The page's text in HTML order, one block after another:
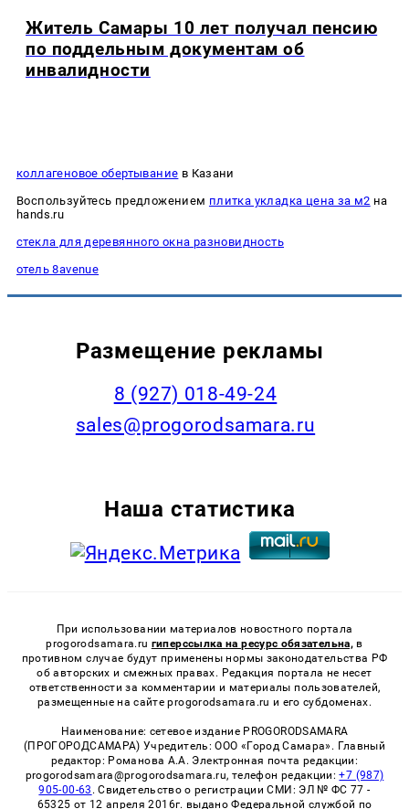
Житель Самары 10 лет получал пенсию
по поддельным документам об
инвалидности
коллагеновое обертывание в Казани
Воспользуйтесь предложением плитка укладка цена за м2 на
hands.ru
стекла для деревянного окна разновидность
отель 8avenue
Размещение рекламы
8 (927) 018-49-24
sales@progorodsamara.ru
Наша статистика
При использовании материалов новостного портала
progorodsamara.ru гиперссылка на ресурс обязательна, в
противном случае будут применены нормы законодательства РФ
об авторских и смежных правах. Редакция портала не несет
ответственности за комментарии и материалы пользователей,
размещенные на сайте progorodsamara.ru и его субдоменах.
Наименование: сетевое издание PROGORODSAMARA
(ПРОГОРОДСАМАРА) Учредитель: ООО «Город Самара». Главный
редактор: Романова А.А. Электронная почта редакции:
progorodsamara@progorodsamara.ru, телефон редакции:+7 (987)
905-00-63 . Свидетельство о регистрации СМИ: ЭЛ № ФС 77 -
65325 от 12 апреля 2016г. выдано Федеральной службой по